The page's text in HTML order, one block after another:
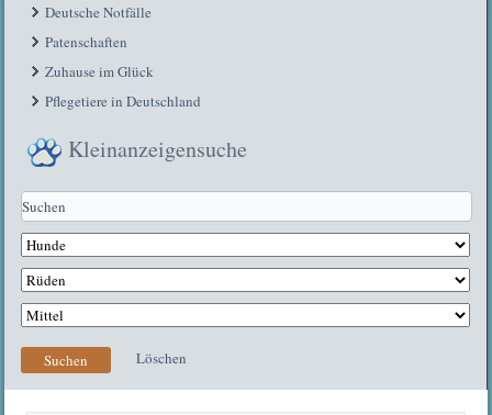
Deutsche Notfälle
Patenschaften
Zuhause im Glück
Pflegetiere in Deutschland
Kleinanzeigensuche
Suchen Löschen